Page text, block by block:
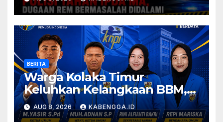
Bermasalah Didalami
BERITA
Warga Kolaka Timur
Keluhkan Kelangkaan BBM,
KNPI Desak Pemerintah dan
APH Bertindak Tegas
AUG 8, 2026 KABENGGA.ID